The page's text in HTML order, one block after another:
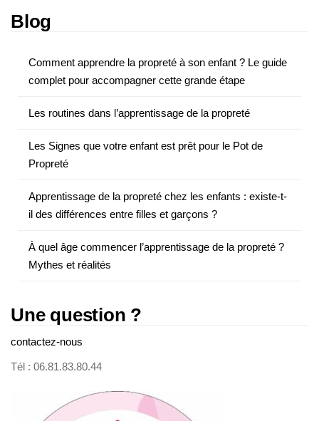
Blog
Comment apprendre la propreté à son enfant ? Le guide
complet pour accompagner cette grande étape
Les routines dans l’apprentissage de la propreté
Les Signes que votre enfant est prêt pour le Pot de
Propreté
Apprentissage de la propreté chez les enfants : existe-t-
il des différences entre filles et garçons ?
À quel âge commencer l’apprentissage de la propreté ?
Mythes et réalités
Une question ?
contactez-nous
Tél : 06.81.83.80.44